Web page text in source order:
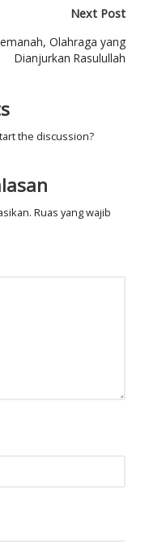
Next Post
Olahraga yang
Dianjurkan Rasulullah
the discussion?
Ruas yang wajib